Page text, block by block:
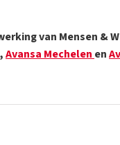
van Mensen &
,Avansa Mechelen en